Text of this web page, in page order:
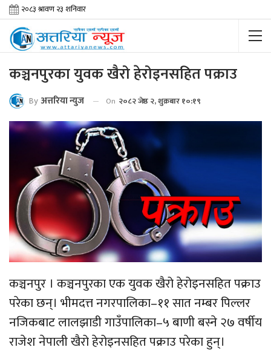
कञ्चनपुरका युवक खैरो हेरोइनसहित पक्राउ
By अत्तरिया न्युज On २०८२ जेष्ठ २, शुक्रबार १०:१९
कञ्चनपुर । कञ्चनपुरका एक युवक खैरो हेरोइनसहित पक्राउ
परेका छन्। भीमदत्त नगरपालिका–११ सात नम्बर पिल्लर
नजिकबाट लालझाडी गाउँपालिका–५ बाणी बस्ने २७ वर्षीय
राजेश नेपाली खैरो हेरोइनसहित पक्राउ परेका हुन्।